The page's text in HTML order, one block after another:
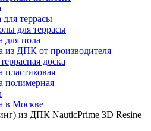
для террасы
для террасы
для пола
из ДПК от производителя
доска
пластиковая
полимерная
в Москве
из ДПК NauticPrime 3D Resine